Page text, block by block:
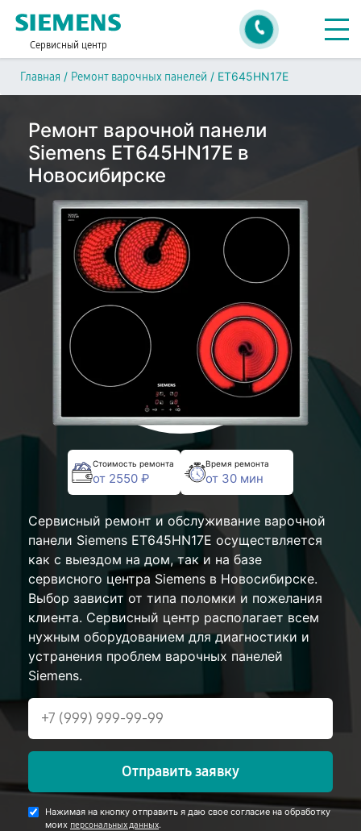
Сервисный центр
Главная / Ремонт варочных панелей / ET645HN17E
Ремонт варочной панели
Siemens ET645HN17E в
Новосибирске
Стоимость ремонта
от 2550 ₽
Время ремонта
от 30 мин
Сервисный ремонт и обслуживание варочной
панели Siemens ET645HN17E осуществляется
как с выездом на дом, так и на базе
сервисного центра Siemens в Новосибирске.
Выбор зависит от типа поломки и пожелания
клиента. Сервисный центр располагает всем
нужным оборудованием для диагностики и
устранения проблем варочных панелей
Siemens.
Отправить заявку
Нажимая на кнопку отправить я даю свое согласие на обработку
моих персональных данных.